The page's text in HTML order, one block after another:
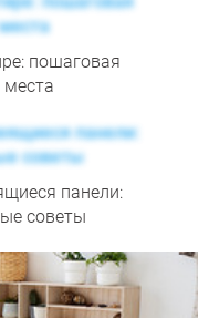
пошаговая
места
панели:
советы